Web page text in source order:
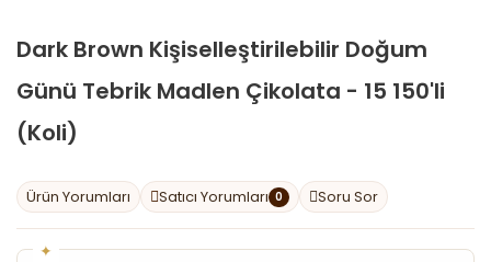
Dark Brown Kişiselleştirilebilir Doğum
Günü Tebrik Madlen Çikolata - 15 150'li
(Koli)
Ürün Yorumları Satıcı Yorumları 0 Soru Sor